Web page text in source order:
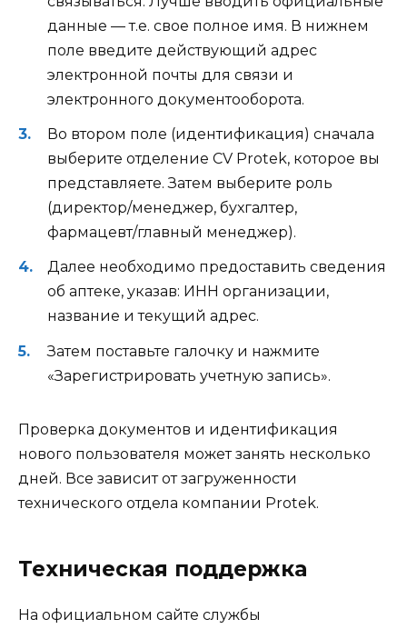
данные — т.е. свое полное имя. В нижнем
поле введите действующий адрес
электронной почты для связи и
электронного документооборота.
Во втором поле (идентификация) сначала
выберите отделение CV Protek, которое вы
представляете. Затем выберите роль
(директор/менеджер, бухгалтер,
фармацевт/главный менеджер).
Далее необходимо предоставить сведения
об аптеке, указав: ИНН организации,
название и текущий адрес.
Затем поставьте галочку и нажмите
«Зарегистрировать учетную запись».
Проверка документов и идентификация
нового пользователя может занять несколько
дней. Все зависит от загруженности
технического отдела компании Protek.
Техническая поддержка
На официальном сайте службы